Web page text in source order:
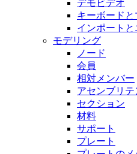
デモビデオ
キーボード
インポートと
モデリング
ノード
会員
相対メンバー
アセンブリテ
セクション
材料
サポート
プレート